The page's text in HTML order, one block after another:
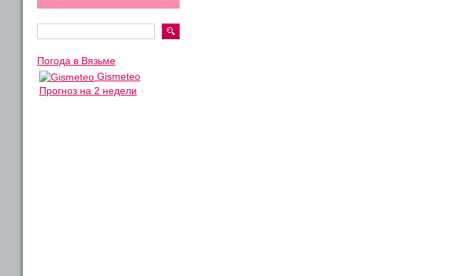
Погода в Вязьме
Gismeteo
Прогноз на 2 недели